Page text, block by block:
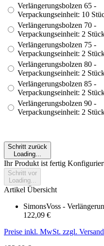
Verlängerungsbolzen 65 -
Verpackungseinheit: 10
Verlängerungsbolzen 70 -
Verpackungseinheit: 2
Verlängerungsbolzen 75 -
Verpackungseinheit: 2
Verlängerungsbolzen 80 -
Verpackungseinheit: 2
Verlängerungsbolzen 85 -
Verpackungseinheit: 2
Verlängerungsbolzen 90 -
Verpackungseinheit: 2
Schritt zurück
Loading...
Ihr Produkt ist fertig
Schritt vor
Loading...
Artikel Übersicht
SimonsVoss -
122,09 €
Preise inkl. MwSt. zzgl.